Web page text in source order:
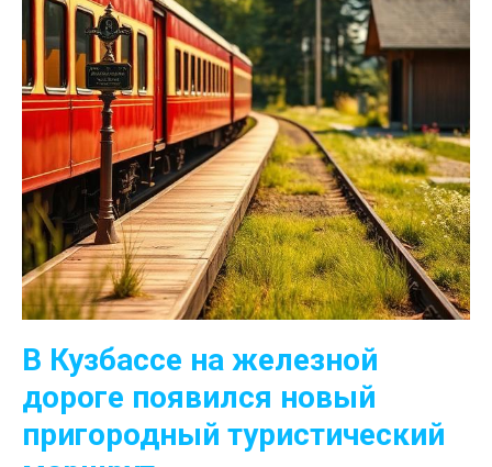
В Кузбассе на железной
дороге появился новый
пригородный туристический